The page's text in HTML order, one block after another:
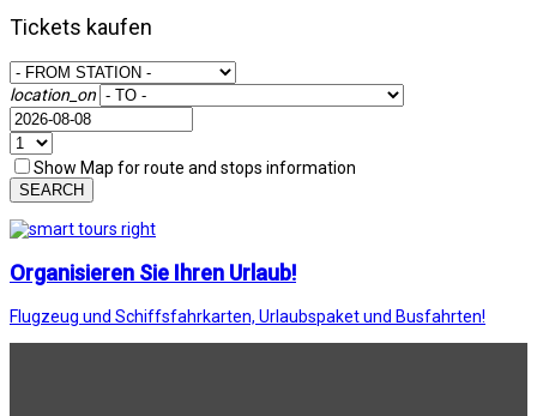
Tickets kaufen
location_on
Show Map for route and stops information
SEARCH
Organisieren Sie Ihren Urlaub!
Flugzeug und Schiffsfahrkarten, Urlaubspaket und Busfahrten!